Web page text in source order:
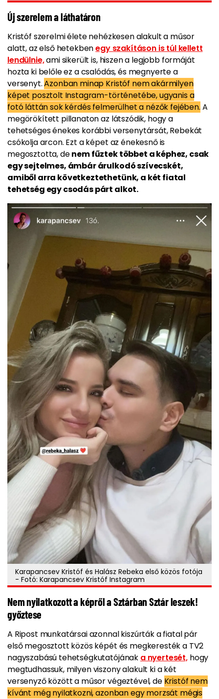
Új szerelem a láthatáron
Kristóf szerelmi élete nehézkesen alakult a műsor
alatt, az első hetekbenegy szakításon is túl kellett
lendülnie,ami sikerült is, hiszen a legjobb formáját
hozta ki belőle ez a csalódás, és megnyerte a
versenyt.Azonban minap Kristóf nem akármilyen
képet posztolt Instagram-történetébe, ugyanis a
fotó láttán sok kérdés felmerülhet a nézők fejében. A
megörökített pillanaton az látszódik, hogy a
tehetséges énekes korábbi versenytársát, Rebekát
csókolja arcon. Ezt a képet az énekesnő is
megosztotta, denem fűztek többet a képhez, csak
egy sejtelmes, ámbár árulkodó szívecskét,
amiből arra következtethetünk, a két fiatal
tehetség egy csodás párt alkot.
Karapancsev Kristóf és Halász Rebeka első közös fotója
- Fotó: Karapancsev Kristóf Instagram
Nem nyilatkozott a képről a Sztárban Sztár leszek!
győztese
A Ripost munkatársai azonnal kiszúrták a fiatal pár
első megosztott közös képét és megkeresték a TV2
nagyszabású tehetségkutatójának a nyertesét,hogy
megtudhassuk, milyen viszony alakult ki a két
versenyző között a műsor végeztével, de Kristóf nem
kívánt még nyilatkozni, azonban egy morzsát mégis